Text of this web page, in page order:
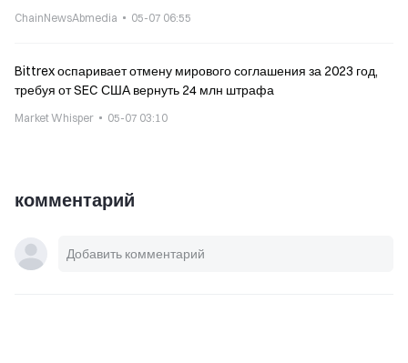
ChainNewsAbmedia 05-07 06:55
Bittrex оспаривает отмену мирового соглашения за 2023 год,
требуя от SEC США вернуть 24 млн штрафа
Market Whisper 05-07 03:10
комментарий